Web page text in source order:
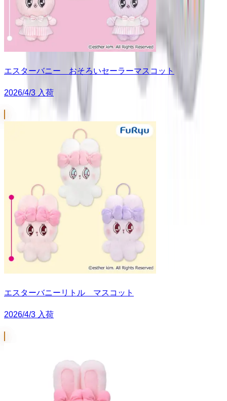
エスターバニー おそろいセーラーマスコット
2026/4/3 入荷
エスターバニーリトル マスコット
2026/4/3 入荷